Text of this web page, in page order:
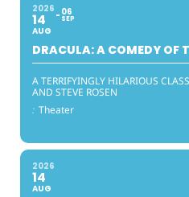
2026
14
AUG
06
SEP
DRACULA: A COMEDY OF
A TERRIFYINGLY HILARIOUS
AND STEVE ROSEN
: Theater
2026
14
AUG